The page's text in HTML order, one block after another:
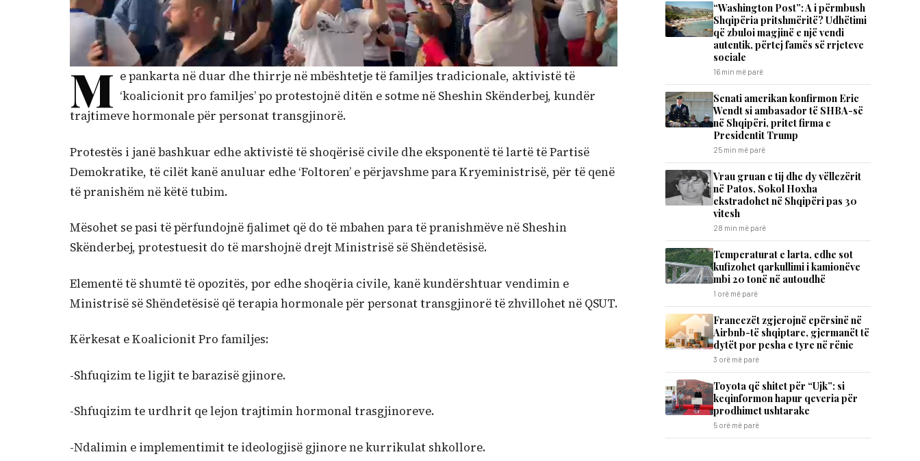
M e pankarta në duar dhe thirrje në mbështetje të familjes tradicionale, aktivistë të
‘koalicionit pro familjes’ po protestojnë ditën e sotme në Sheshin Skënderbej, kundër
trajtimeve hormonale për personat transgjinorë.
Protestës i janë bashkuar edhe aktivistë të shoqërisë civile dhe eksponentë të lartë të Partisë
Demokratike, të cilët kanë anuluar edhe ‘Foltoren’ e përjavshme para Kryeministrisë, për të qenë
të pranishëm në këtë tubim.
Mësohet se pasi të përfundojnë fjalimet që do të mbahen para të pranishmëve në Sheshin
Skënderbej, protestuesit do të marshojnë drejt Ministrisë së Shëndetësisë.
Elementë të shumtë të opozitës, por edhe shoqëria civile, kanë kundërshtuar vendimin e
Ministrisë së Shëndetësisë që terapia hormonale për personat transgjinorë të zhvillohet në QSUT.
Kërkesat e Koalicionit Pro familjes:
-Shfuqizim te ligjit te barazisë gjinore.
-Shfuqizim te urdhrit qe lejon trajtimin hormonal trasgjinoreve.
-Ndalimin e implementimit te ideologjisë gjinore ne kurrikulat shkollore.
“Washington Post”: A i përmbush
Shqipëria pritshmëritë? Udhëtimi
që zbuloi magjinë e një vendi
autentik, përtej famës së rrjeteve
sociale
16 min më parë
Senati amerikan konfirmon Eric
Wendt si ambasador të SHBA-së
në Shqipëri, pritet firma e
Presidentit Trump
25 min më parë
Vrau gruan e tij dhe dy vëllezërit
në Patos, Sokol Hoxha
ekstradohet në Shqipëri pas 30
vitesh
28 min më parë
​Temperaturat e larta, edhe sot
kufizohet qarkullimi i kamionëve
mbi 20 tonë në autoudhë
1 orë më parë
Francezët zgjerojnë epërsinë në
Airbnb-të shqiptare, gjermanët të
dytët por pesha e tyre në rënie
3 orë më parë
Toyota që shitet për “Ujk”: si
keqinformon hapur qeveria për
prodhimet ushtarake
5 orë më parë